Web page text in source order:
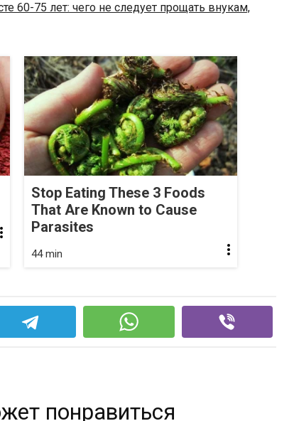
60-75 лет: чего не следует прощать внукам,
Stop Eating These 3 Foods
That Are Known to Cause
Parasites
44 min
понравиться